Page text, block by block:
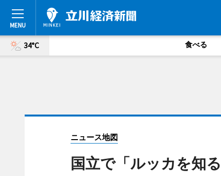
34°C 食べる
ニュース地図
国立で「ルッカを知